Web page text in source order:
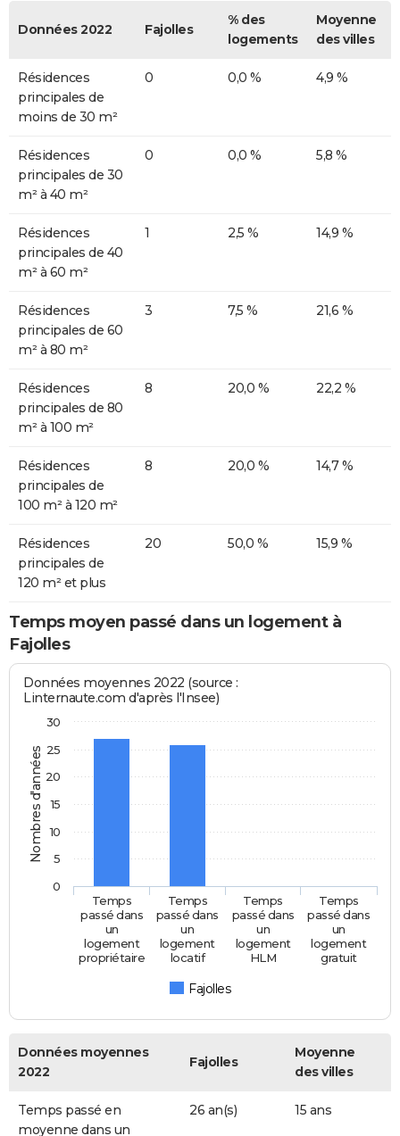
Données 2022 Fajolles
% des
logements
Moyenne
des villes
Résidences
principales de
moins de 30 m²
0 0,0 % 4,9 %
Résidences
principales de 30
m² à 40 m²
0 0,0 % 5,8 %
Résidences
principales de 40
m² à 60 m²
1 2,5 % 14,9 %
Résidences
principales de 60
m² à 80 m²
3 7,5 % 21,6 %
Résidences
principales de 80
m² à 100 m²
8 20,0 % 22,2 %
Résidences
principales de
100 m² à 120 m²
8 20,0 % 14,7 %
Résidences
principales de
120 m² et plus
20 50,0 % 15,9 %
Temps moyen passé dans un logement à
Fajolles
Nombres d'années
Données moyennes 2022 (source :
Linternaute.com d'après l'Insee)
Fajolles
Temps
passé dans
un
logement
propriétaire
Temps
passé dans
un
logement
locatif
Temps
passé dans
un
logement
HLM
Temps
passé dans
un
logement
gratuit
0
5
10
15
20
25
30
Données moyennes
2022
Fajolles
Moyenne
des villes
Temps passé en
moyenne dans un
26 an(s) 15 ans